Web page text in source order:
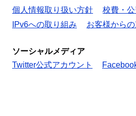
個人情報取り扱い方針
校費・
IPv6への取り組み
お客様から
ソーシャルメディア
Twitter公式アカウント